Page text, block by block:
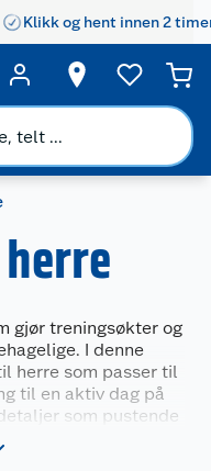
Klikk og hent innen 2
gjør treningsøkter og
I denne
herre som passer til
til en aktiv dag på
som pustende
støtte. Velg mellom
dekker forskjellige